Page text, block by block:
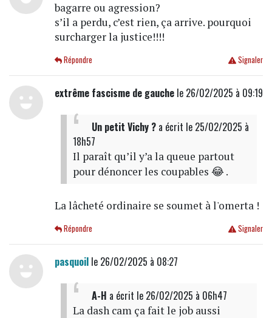
bagarre ou agression?
s’il a perdu, c’est rien, ça arrive. pourquoi
surcharger la justice!!!!
Signaler
Répondre
extrême fascisme de gauchele 26/02/2025 à 09:19
Un petit Vichy ?a écrit le 25/02/2025 à
18h57
Il paraît qu’il y’a la queue partout
pour dénoncer les coupables 😂 .
La lâcheté ordinaire se soumet à l'omerta !
Signaler
Répondre
pasquoille 26/02/2025 à 08:27
A-H a écrit le 26/02/2025 à 06h47
La dash cam ça fait le job aussi